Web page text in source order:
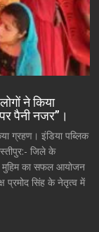
ने किया
पैनी नजर”।
ग्रहण। इंडिया पब्लिक
जिले के
मुहिम का सफल आयोजन
प्रमोद सिंह के नेतृत्व में